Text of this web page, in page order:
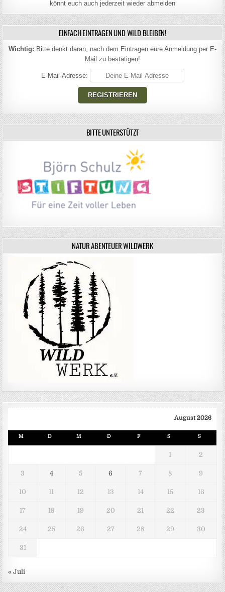
könnt euch auch jederzeit wieder abmelden
EINFACH EINTRAGEN UND WILD BLEIBEN!
Wichtig: Bitte denkt daran, nach dem Eintragen eure Anmeldung per E-
Mail zu bestätigen!
E-Mail-Adresse:
BITTE UNTERSTÜTZT
NATUR ABENTEUER WILDWERK
August 2026
M D M D F S S
1 2
3 4 5 6 7 8 9
10 11 12 13 14 15 16
17 18 19 20 21 22 23
24 25 26 27 28 29 30
31
« Juli